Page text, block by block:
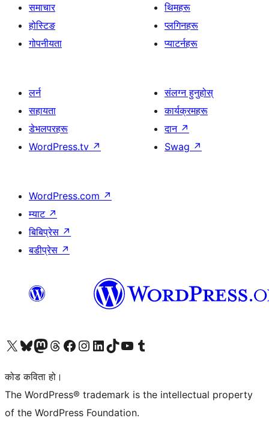
समाचार
होस्टिङ
गोपनीयता
थिमहरू
प्लगिनहरू
प्याटर्नहरू
लर्न
सहायता
डेभलपरहरू
WordPress.tv ↗
संलग्न हुनुहोस्
कार्यक्रमहरू
दान ↗
Swag ↗
WordPress.com ↗
म्याट ↗
बिबिप्रेस ↗
बडीप्रेस ↗
हाम्रो X (पहिले ट्विटर) खातामा जानुहोस्
हाम्रो Bluesky खाता भ्रमण गर्नुहोस्
हाम्रो म्यास्टोडन खाता भ्रमण गर्नुहोस्
हाम्रो थ्रेड्स खातामा जानुहोस्
हाम्रो फेसबुक पेजमा जानुहोस्
हाम्रो इन्स्टाग्राम खातामा जानुहोस्
हाम्रो लिङ्क्डइन खातामा जानुहोस्
हाम्रो TikTok खाता भ्रमण गर्नुहोस्
हाम्रो युट्युब च्यानलमा जानुहोस्
हाम्रो टम्बलर खाता भ्रमण गर्नुहोस्
कोड कविता हो।
The WordPress® trademark is the intellectual property
of the WordPress Foundation.